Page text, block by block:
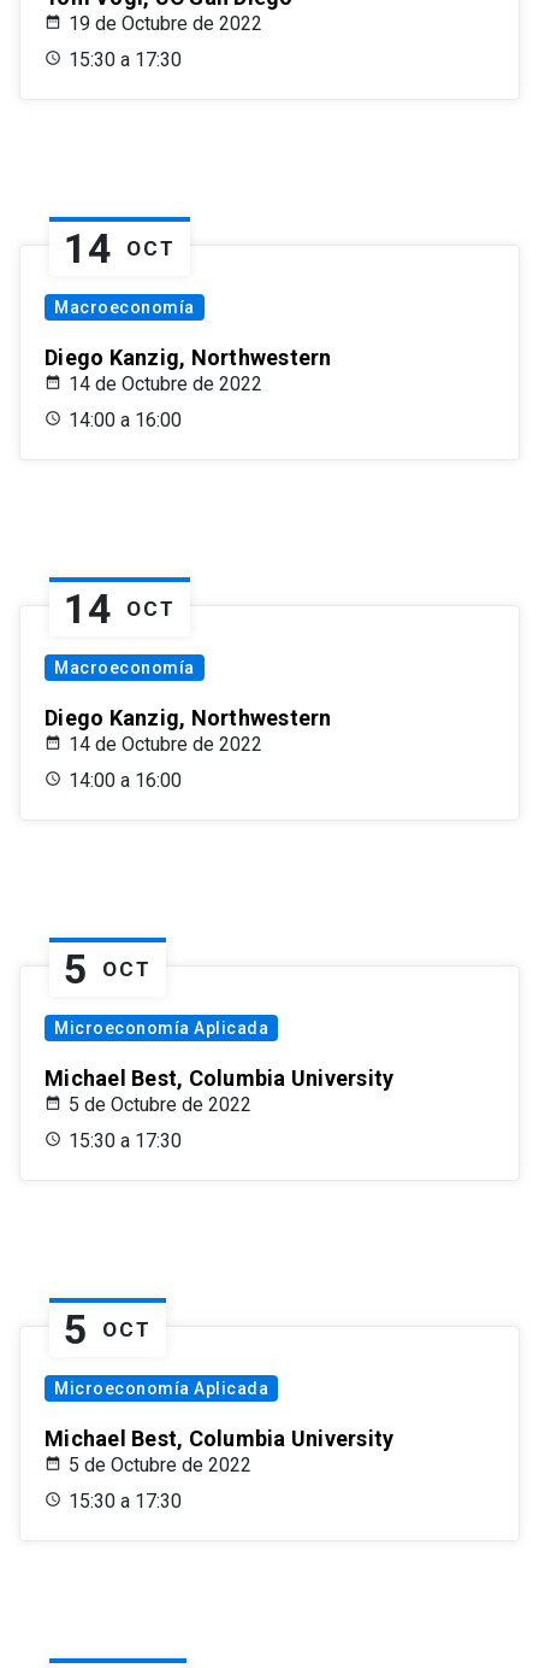
19 de Octubre de 2022
15:30 a 17:30
14 OCT
Macroeconomía
Diego Kanzig, Northwestern
14 de Octubre de 2022
14:00 a 16:00
14 OCT
Macroeconomía
Diego Kanzig, Northwestern
14 de Octubre de 2022
14:00 a 16:00
5 OCT
Microeconomía Aplicada
Michael Best, Columbia University
5 de Octubre de 2022
15:30 a 17:30
5 OCT
Microeconomía Aplicada
Michael Best, Columbia University
5 de Octubre de 2022
15:30 a 17:30